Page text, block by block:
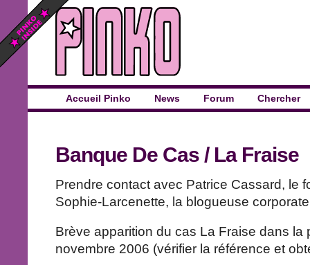
Accueil Pinko News Forum Chercher
Banque De Cas / La Fraise
Prendre contact avec Patrice Cassard, le
Sophie-Larcenette, la blogueuse
Brève apparition du cas La Fraise dans la
novembre 2006 (vérifier la référence et